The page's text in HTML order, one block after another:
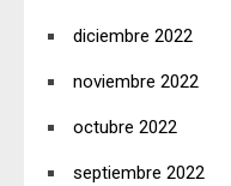
diciembre 2022
noviembre 2022
octubre 2022
septiembre 2022